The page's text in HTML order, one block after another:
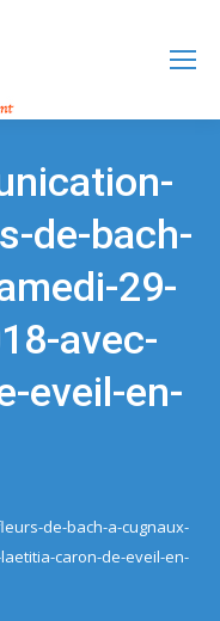
de-bach-
29-
avec-
eveil-en-
de-bach-a-cugnaux-
caron-de-eveil-en-